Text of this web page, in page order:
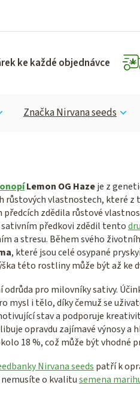
ke každé objednávce
ZnačkaNirvana seeds
Lemon OG Hazeje z
růstových vlastnostech, které
předcích zdědila růstové
sativním předkovi zdědil tento
a stresu. Během svého
, které jsou celé osypané
této rostliny může být až ke
odrůda pro milovníky sativy.
mysl i tělo, díky čemuž se
stav a podporuje
opravdu zajímavé výnosy a
18 %, což může být vhodné
Nirvana seeds patří k
o kvalitusemena